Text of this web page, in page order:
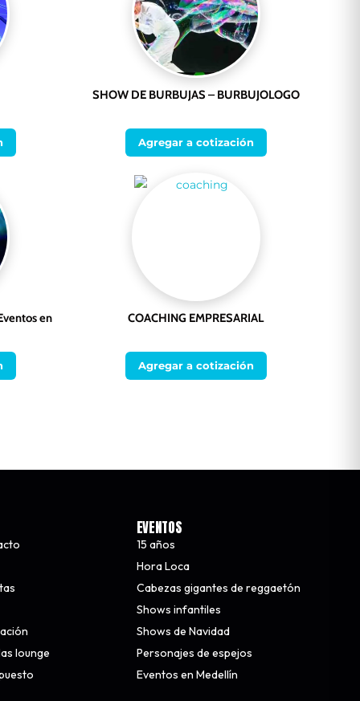
SHOW DE BURBUJAS – BURBUJOLOGO
Agregar a cotización
en COACHING EMPRESARIAL
Agregar a cotización
lounge
EVENTOS
15 años
Hora Loca
Cabezas gigantes de reggaetón
Shows infantiles
Shows de Navidad
Personajes de espejos
Eventos en Medellín